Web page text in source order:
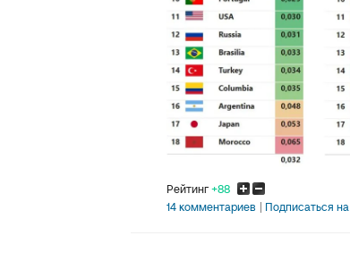
Рейтинг+88
14 комментариев
Подписаться